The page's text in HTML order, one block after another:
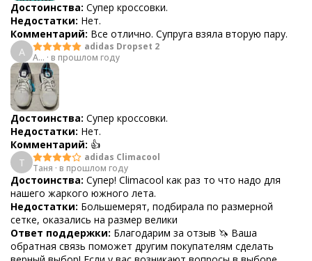
Достоинства: Супер кроссовки.
Недостатки: Нет.
Комментарий: Все отлично. Супруга взяла вторую пару.
A
adidas Dropset 2
A... · в прошлом году
Достоинства: Супер кроссовки.
Недостатки: Нет.
Комментарий: 👍
Т
adidas Climacool
Таня · в прошлом году
Достоинства: Супер! Climacool как раз то что надо для
нашего жаркого южного лета.
Недостатки: Большемерят, подбирала по размерной
сетке, оказались на размер велики
Ответ поддержки: Благодарим за отзыв 🦄 Ваша
обратная связь поможет другим покупателям сделать